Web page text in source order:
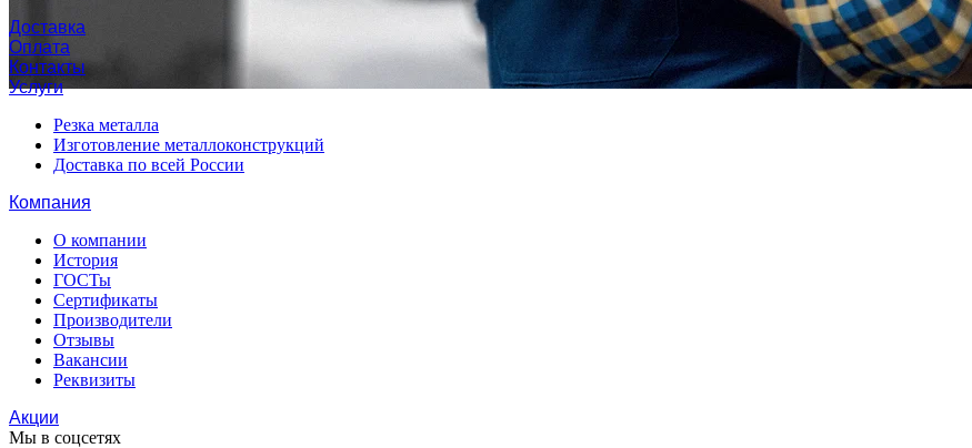
Доставка
Оплата
Контакты
Услуги
Резка металла
Изготовление металлоконструкций
Доставка по всей России
Компания
О компании
История
ГОСТы
Сертификаты
Производители
Отзывы
Вакансии
Реквизиты
Акции
Мы в соцсетях